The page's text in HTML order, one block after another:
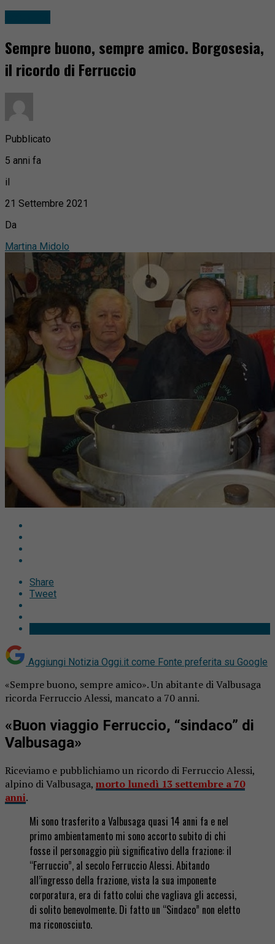
Sempre buono, sempre amico. Borgosesia,
il ricordo di Ferruccio
Pubblicato
5 anni fa
il
21 Settembre 2021
Da
Martina Midolo
Share
Tweet
Aggiungi Notizia Oggi.it come Fonte preferita su Google
«Sempre buono, sempre amico». Un abitante di Valbusaga
ricorda Ferruccio Alessi, mancato a 70 anni.
«Buon viaggio Ferruccio, “sindaco” di
Valbusaga»
Riceviamo e pubblichiamo un ricordo di Ferruccio Alessi,
alpino di Valbusaga, morto lunedì 13 settembre a 70
anni.
Mi sono trasferito a Valbusaga quasi 14 anni fa e nel
primo ambientamento mi sono accorto subito di chi
fosse il personaggio più significativo della frazione: il
“Ferruccio”, al secolo Ferruccio Alessi. Abitando
all’ingresso della frazione, vista la sua imponente
corporatura, era di fatto colui che vagliava gli accessi,
di solito benevolmente. Di fatto un “Sindaco” non eletto
ma riconosciuto.